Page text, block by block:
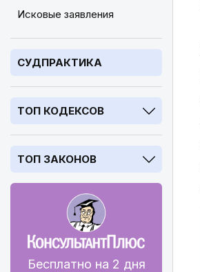
Исковые заявления
СУДПРАКТИКА
ТОП КОДЕКСОВ
ТОП ЗАКОНОВ
Бесплатно на 2 дня